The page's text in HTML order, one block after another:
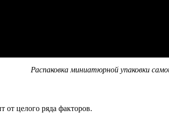
Распаковка миниатюрной упаковки
от целого ряда факторов.